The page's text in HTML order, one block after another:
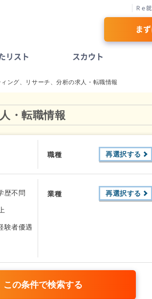
Ｒｅ
ま
リスト スカウト
ング、リサーチ、分析の求人・転職情報
・転職情報
職種 再選択する
歴不問
験者優遇
業種 再選択する